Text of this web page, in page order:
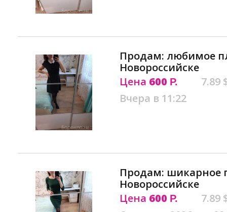
Продам: любимое
Новороссийске
Цена 600 Р.
7.89
Вчера в 11:22
Продам: шикарное
Новороссийске
Цена 600 Р.
7.89